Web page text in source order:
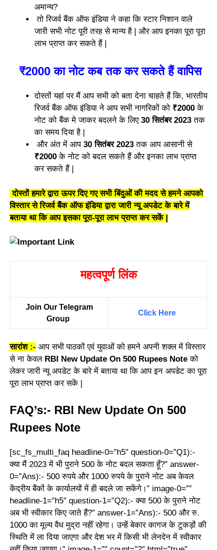
अमान्य?
तो रिजर्व बैंक ऑफ इंडिया ने कहा कि स्टार निशान वाले
जारी सभी नोट पूरी तरह से मान्य है | और आप इनका पूरा पूरा
लाभ प्राप्त कर सकते हैं |
₹2000 का नोट कब तक कर सकते हैं वापिस
दोस्तों यहां पर मैं आप सभी को बता देना चाहते हैं कि, भारतीय
रिजर्व बैंक ऑफ इंडिया ने आप सभी नागरिकों को ₹2000के
नोट को बैंक मे जाकर बदलने के लिए30 सितंबर 2023तक
का समय दिया है |
और अंत में आप 30 सितंबर 2023तक आप आसानी से
₹2000 के नोट को बदल सकते हैं और इनका लाभ प्राप्त
कर सकते हैं |
दोस्तों हमारे द्वारा ऊपर दिए गए सभी बिंदुओं की मदद से हमने आपको
विस्तार से रिजर्व बैंक ऑफ इंडिया द्वारा जारी न्यू अपडेट के बारे में
बताया था कि आप इसका पूरा-पूरा लाभ प्राप्त कर सकें |
महत्वपूर्ण लिंक
Join Our Telegram
Group
Click Here
सारांश :- आप सभी पाठकों एवं युवाओं को हमने अपनी शक्ल में विस्तार
से ना केवलRBI New Update On 500 Rupees Note को
लेकर जारी न्यू अपडेट के बारे में बताया था कि आप इन अपडेट का पूरा
पूरा लाभ प्राप्त कर सकें |
FAQ’s:- RBI New Update On 500
Rupees Note
[sc_fs_multi_faq headline-0=”h5″ question-0=”Q1):-
क्या मैं 2023 में भी पुराने 500 के नोट बदल सकता हूँ?” answer-
0=”Ans):- 500 रुपये और 1000 रुपये के पुराने नोट अब केवल
केंद्रीय बैंकों के कार्यालयों में ही बदले जा सकेंगे।” image-0=””
headline-1=”h5″ question-1=”Q2):- क्या 500 के पुराने नोट
अब भी स्वीकार किए जाते हैं?” answer-1=”Ans):- 500 और रु.
1000 का मूल्य वैध मुद्रा नहीं रहेगा। उन्हें बेकार कागज के टुकड़ों की
स्थिति में ला दिया जाएगा और देश भर में किसी भी लेनदेन में स्वीकार